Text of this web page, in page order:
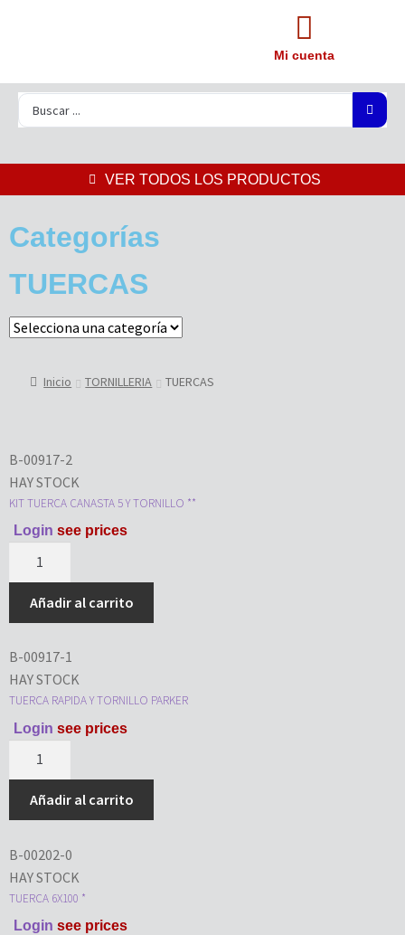
Mi cuenta
VER TODOS LOS PRODUCTOS
Categorías
TUERCAS
Inicio TORNILLERIA TUERCAS
B-00917-2
HAY STOCK
KIT TUERCA CANASTA 5 Y TORNILLO **
Login see prices
Añadir al carrito
B-00917-1
HAY STOCK
TUERCA RAPIDA Y TORNILLO PARKER
Login see prices
Añadir al carrito
B-00202-0
HAY STOCK
TUERCA 6X100 *
Login see prices